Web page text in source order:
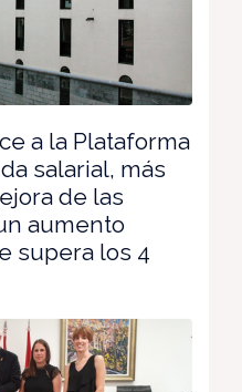
a la Plataforma
salarial, más
de las
aumento
supera los 4